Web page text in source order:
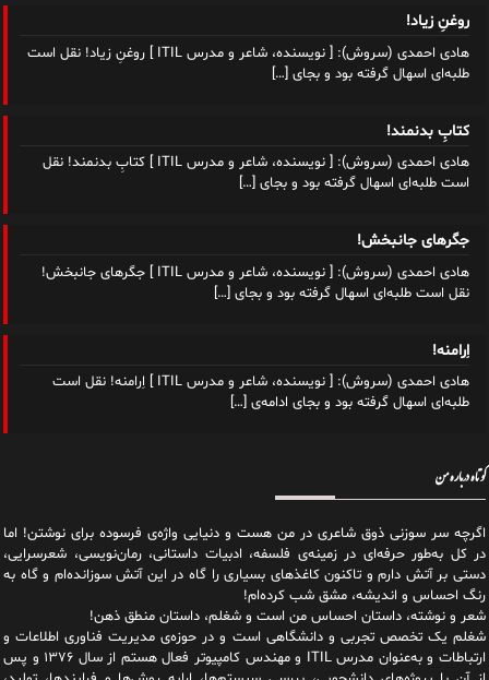
روغنِ زیاد!
هادی احمدی (سروش): [ نویسنده، شاعر و مدرس ITIL ] روغنِ زیاد! نقل است
طلبه‌ای اسهال گرفته بود و بجای […]
کتابِ بدنمند!
هادی احمدی (سروش): [ نویسنده، شاعر و مدرس ITIL ] کتابِ بدنمند! نقل
است طلبه‌ای اسهال گرفته بود و بجای […]
جگرهای جانبخش!
هادی احمدی (سروش): [ نویسنده، شاعر و مدرس ITIL ] جگرهای جانبخش!
نقل است طلبه‌ای اسهال گرفته بود و بجای […]
اِرامنه!
هادی احمدی (سروش): [ نویسنده، شاعر و مدرس ITIL ] اِرامنه! نقل است
طلبه‌ای اسهال گرفته بود و بجای ادامه‌ی […]
کوتاه درباره من
اگرچه سر سوزنی ذوق شاعری در من هست و دنیایی واژه‌‌ی فرسوده برای نوشتن! اما
در کل به‌طور حرفه‌ای در زمینه‌ی فلسفه، ادبیات داستانی، رمان‌نویسی، شعرسرایی،
دستی بر آتش دارم و تاکنون کاغذهای بسیاری را گاه در این آتش سوزانده‌ام و گاه به
رنگ احساس و اندیشه، مشق شب کرده‌ام!
شعر و نوشته، داستان احساس من است و شغلم، داستان منطق ذهن!
شغلم یک تخصص تجربی و دانشگاهی است و در حوزه‌ی مدیریت فناوری اطلاعات و
ارتباطات و به‌عنوان مدرس ITIL و مهندس کامپیوتر فعال هستم از سال ۱۳۷۶ و پس